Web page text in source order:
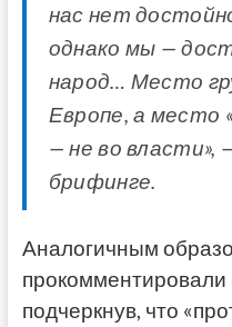
нас нет
однако мы —
народ… Место
Европе, а место
— не во власти»,
брифинге.
Аналогичным
прокомментировали
подчеркнув, что